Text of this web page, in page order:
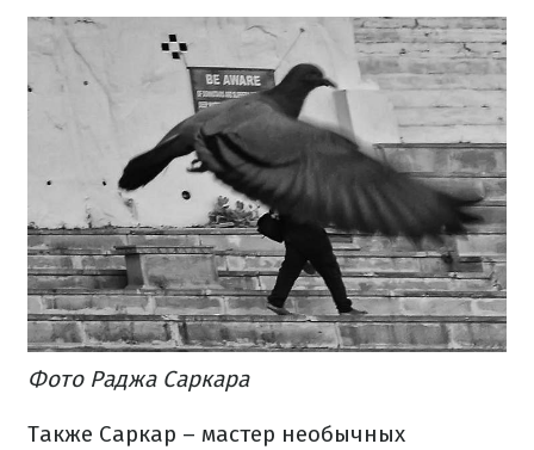
Фото Раджа Саркара
Также Саркар – мастер необычных